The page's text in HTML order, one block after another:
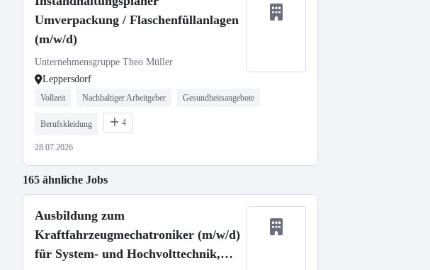
Umverpackung / Flaschenfüllanlagen
(m/w/d)
Unternehmensgruppe Theo Müller
Leppersdorf
Vollzeit Nachhaltiger Arbeitgeber Gesundheitsangebote
Berufskleidung 4
28.07.2026
165 ähnliche Jobs
Ausbildung zum
Kraftfahrzeugmechatroniker (m/w/d)
für System- und Hochvolttechnik,